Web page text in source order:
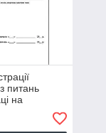
з питань
на